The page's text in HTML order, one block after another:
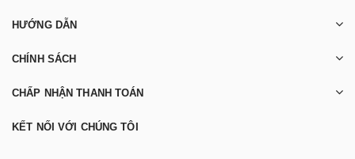
HƯỚNG DẪN
CHÍNH SÁCH
CHẤP NHẬN THANH TOÁN
KẾT NỐI VỚI CHÚNG TÔI